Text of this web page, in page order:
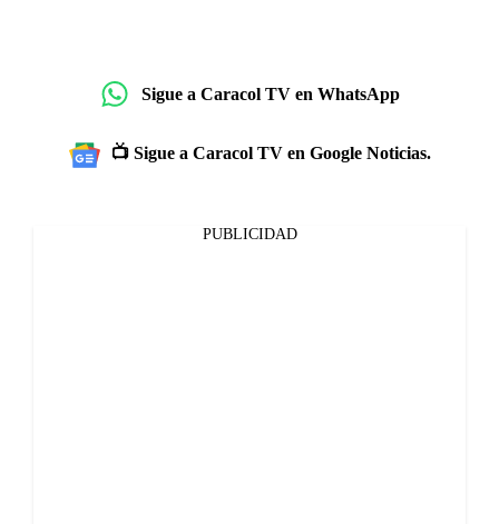
Sigue a Caracol TV en WhatsApp
📺 Sigue a Caracol TV en Google Noticias.
PUBLICIDAD